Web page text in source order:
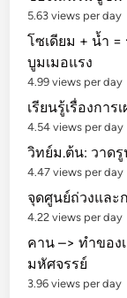
5.63 views per day
โซเดียม + น้ำ =
บูมเมอแรง
4.99 views per day
เรียนรู้เรื่องกา
4.54 views per day
วิทย์ม.ต้น: วาดรู
4.47 views per day
จุดศูนย์ถ่วงและ
4.22 views per day
คาน –> ทำของ
มหัศจรรย์
3.96 views per day